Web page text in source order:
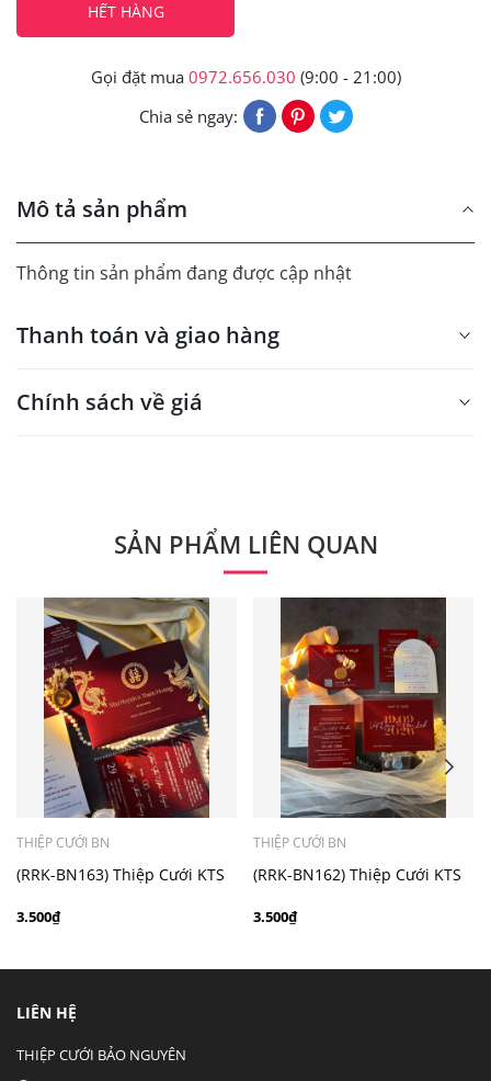
HẾT HÀNG
Gọi đặt mua 0972.656.030 (9:00 - 21:00)
Chia sẻ ngay:
Mô tả sản phẩm
Thông tin sản phẩm đang được cập nhật
Thanh toán và giao hàng
Chính sách về giá
Quý khách vui lòng liên hệ để có thông tin chính xác.
- Mẫu dưới 3000 giá chưa bao gồm bản đồ, quý khách
có nhu cầu in bản đồ sẽ có mức phí 300 - 500 đồng 1
thiệp tuỳ chất liệu.
SẢN PHẨM LIÊN QUAN
THIỆP CƯỚI BN
(RRK-BN163) Thiệp Cưới KTS
3.500₫
THIỆP CƯỚI BN
(RRK-BN162) Thiệp Cưới KTS
3.500₫
LIÊN HỆ
THIỆP CƯỚI BẢO NGUYÊN